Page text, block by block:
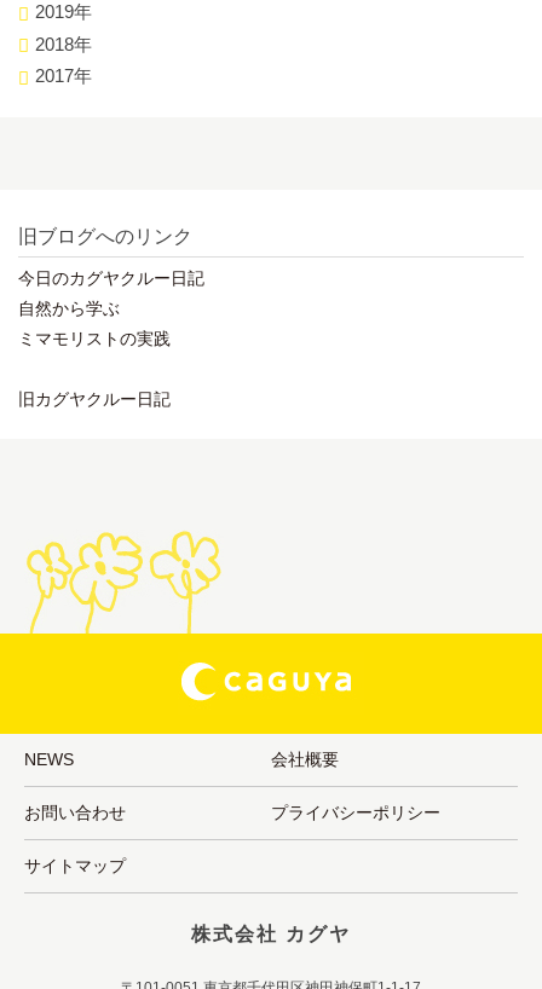
2019年
2018年
2017年
旧ブログへのリンク
今日のカグヤクルー日記
自然から学ぶ
ミマモリストの実践
旧カグヤクルー日記
NEWS 会社概要
お問い合わせ プライバシーポリシー
サイトマップ
株式会社 カグヤ